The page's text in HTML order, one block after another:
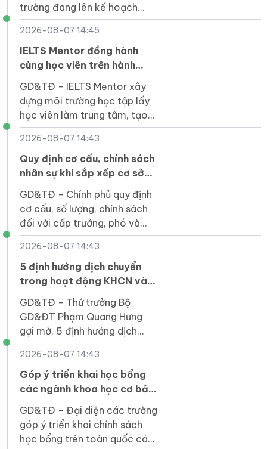
trường đang lên kế hoạch
tiếp tục nhân rộng nhiều mô
hình, cách làm hay về sức
khỏe học đường.
2026-08-07 14:45
IELTS Mentor đồng hành
cùng học viên trên hành
GD&TĐ - IELTS Mentor xây
dựng môi trường học tập lấy
học viên làm trung tâm, tạo
điều kiện để người học phát
triển toàn diện.
2026-08-07 14:43
Quy định cơ cấu, chính sách
nhân sự khi sắp xếp cơ sở
GD&TĐ - Chính phủ quy định
cơ cấu, số lượng, chính sách
đối với cấp trưởng, phó và
nhân sự hỗ trợ khi sắp xếp cơ
sở giáo dục công lập.
2026-08-07 14:43
5 định hướng dịch chuyển
trong hoạt động KHCN và
GD&TĐ - Thứ trưởng Bộ
GD&ĐT Phạm Quang Hưng
gợi mở, 5 định hướng dịch
chuyển trong hoạt động khoa
học, công nghệ và đổi mới
sáng tạo.
2026-08-07 14:43
Góp ý triển khai học bổng
các ngành khoa học cơ bản
GD&TĐ - Đại diện các trường
góp ý triển khai chính sách
học bổng trên toàn quốc các